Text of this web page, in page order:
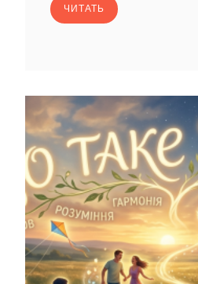
ЧИТАТЬ